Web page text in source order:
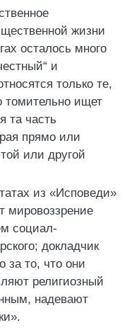
жизни
осталось много
и
только те,
томительно ищет
та часть
прямо или
или другой
из «Исповеди»
мировоззрение
социал-
докладчик
за то, что они
религиозный
надевают